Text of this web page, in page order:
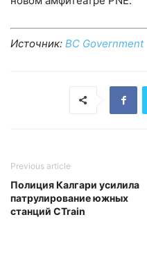
Источник: BC Government
Previous article
Полиция Калгари усилила
патрулирование южных
станций CTrain